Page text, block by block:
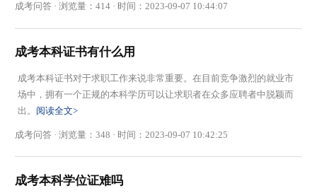
成考问答 · 浏览量：414 · 时间：2023-09-07 10:44:07
成考本科证书有什么用
成考本科证书对于求职工作来说非常重要。在目前竞争激烈的就业市
场中，拥有一个正规的本科学历可以让求职者在众多应聘者中脱颖而
出。 阅读全文>
成考问答 · 浏览量：348 · 时间：2023-09-07 10:42:25
成考本科学位证难吗